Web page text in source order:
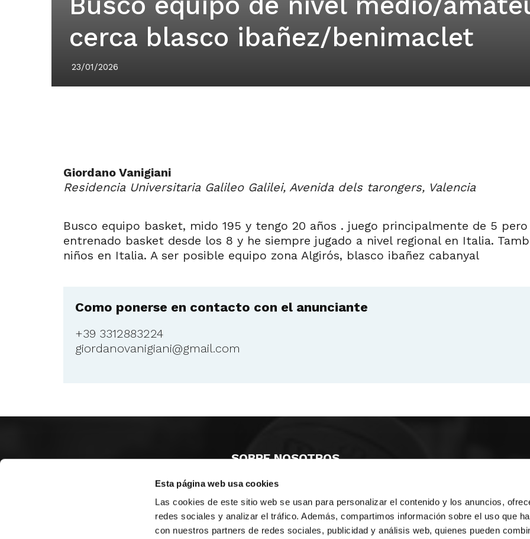
Esta página web usa cookies
Las cookies de este sitio web se usan para personalizar el contenido y los anuncios,
redes sociales y analizar el tráfico. Además, compartimos información sobre el uso que
con nuestros partners de redes sociales, publicidad y análisis web, quienes pueden
cerca blasco ibañez/benimaclet
23/01/2026
Giordano Vanigiani
Residencia Universitaria Galileo Galilei, Avenida dels tarongers, Valencia
Busco equipo basket, mido 195 y tengo 20 años . juego principalmente de 5
entrenado basket desde los 8 y he siempre jugado a nivel regional en Italia.
niños en Italia. A ser posible equipo zona Algirós, blasco ibañez cabanyal
Como ponerse en contacto con el anunciante
+39 3312883224
giordanovanigiani@gmail.com
SOBRE NOSOTROS
CASTELLON
VALENCIA
MONESTIR DE POBLET 14 1ª 3º
ALICANTE
CIUDAD DE MATANZAS 12